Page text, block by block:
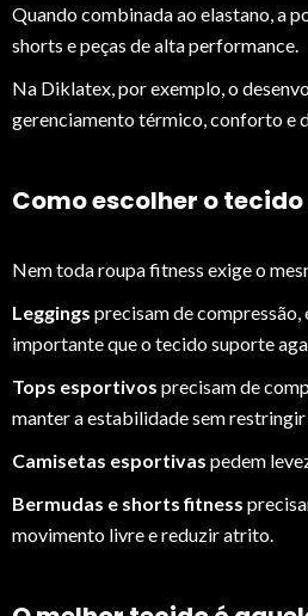
Quando combinada ao elastano, a
shorts e peças de alta performance.
Na Diklatex, por exemplo, o
gerenciamento térmico, conforto e
Como escolher o
Nem toda roupa fitness exige o
Leggings precisam de
importante que o tecido suporte
Tops esportivos precisam de
manter a estabilidade sem
Camisetas esportivas pedem
Bermudas e shorts fitness
movimento livre e reduzir atrito.